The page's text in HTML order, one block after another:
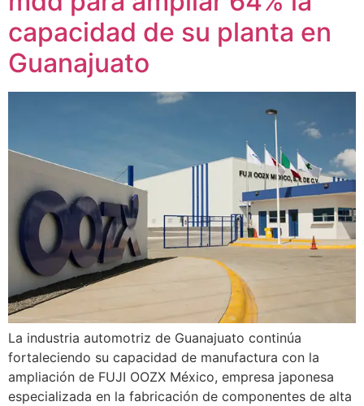
capacidad de su planta en
Guanajuato
La industria automotriz de Guanajuato continúa
fortaleciendo su capacidad de manufactura con la
ampliación de FUJI OOZX México, empresa japonesa
especializada en la fabricación de componentes de alta